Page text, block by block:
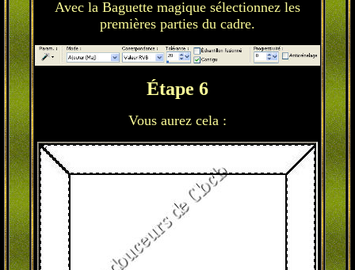
Avec la Baguette magique sélectionnez les
premières parties du cadre.
Étape 6
Vous aurez cela :